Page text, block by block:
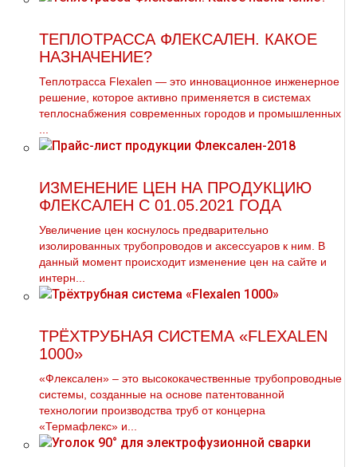
ТЕПЛОТРАССА ФЛЕКСАЛЕН. КАКОЕ
НАЗНАЧЕНИЕ?
Теплотрасса Flexalen — это инновационное инженерное
решение, которое активно применяется в системах
теплоснабжения современных городов и промышленных
ИЗМЕНЕНИЕ ЦЕН НА ПРОДУКЦИЮ
ФЛЕКСАЛЕН С 01.05.2021 ГОДА
Увеличение цен коснулось предварительно
изолированных трубопроводов и аксессуаров к ним. В
данный момент происходит изменение цен на сайте и
интерн...
ТРЁХТРУБНАЯ СИСТЕМА «FLEXALEN
1000»
«Флексален» – это высококачественные трубопроводные
системы, созданные на основе патентованной
технологии производства труб от концерна
«Термафлекс» и...